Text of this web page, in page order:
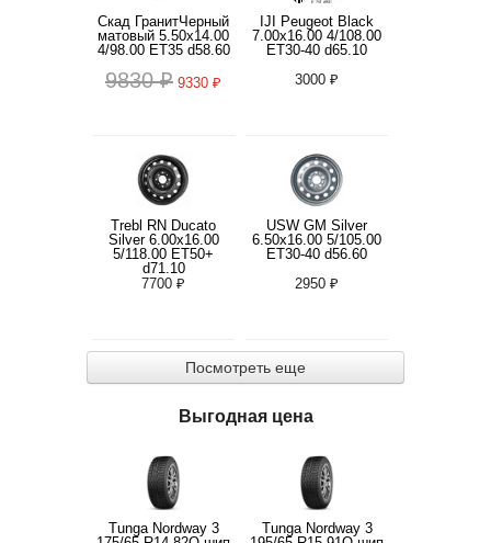
Скад ГранитЧерный
матовый 5.50x14.00
4/98.00 ET35 d58.60
9830 ₽ 9330 ₽
IJI Peugeot Black
7.00x16.00 4/108.00
ET30-40 d65.10
3000 ₽
Trebl RN Ducato
Silver 6.00x16.00
5/118.00 ET50+
d71.10
7700 ₽
USW GM Silver
6.50x16.00 5/105.00
ET30-40 d56.60
2950 ₽
Посмотреть еще
Выгодная цена
Tunga Nordway 3
Tunga Nordway 3